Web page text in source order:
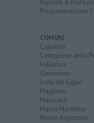
Imprese &
Programmazione
COMUNI
Capalbio
Castiglione della
Follonica
Gavorrano
Isola del Giglio
Magliano
Manciano
Massa Marittima
Monte Argentario